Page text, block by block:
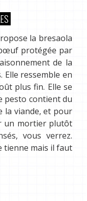
la bresaola
bœuf protégée par
de la
ressemble en
plus fin. Elle se
pesto contient du
la viande, et pour
un mortier plutôt
vous verrez.
tienne mais il faut